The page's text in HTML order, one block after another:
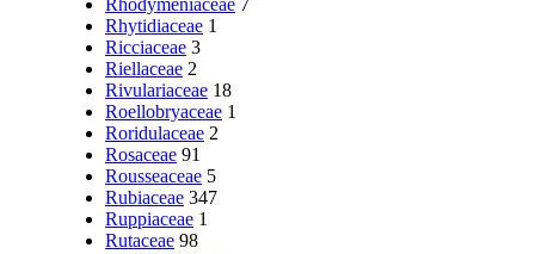
Rhytidiaceae 1
Ricciaceae 3
Riellaceae 2
Rivulariaceae 18
Roellobryaceae 1
Roridulaceae 2
Rosaceae 91
Rousseaceae 5
Rubiaceae 347
Ruppiaceae 1
Rutaceae 98